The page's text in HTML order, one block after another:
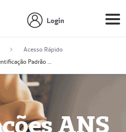
Login
Acesso Rápido
Identificação Padrão ANS
ANS